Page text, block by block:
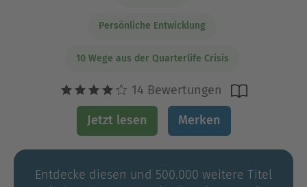
Persönliche Entwicklung
10 Wege aus der Quarterlife Crisis
14 Bewertungen
Jetzt lesen Merken
Entdecke diesen und 500.000 weitere Titel